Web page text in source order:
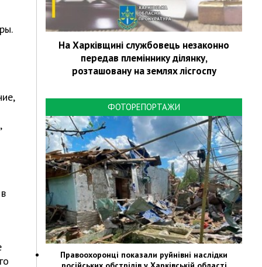
На Харківщині службовець незаконно
передав племіннику ділянку,
розташовану на землях лісгоспу
ФОТОРЕПОРТАЖИ
Правоохоронці показали руйнівні наслідки